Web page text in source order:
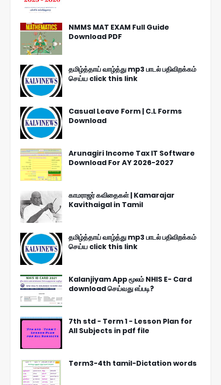
NMMS MAT EXAM Full Guide
Download PDF
தமிழ்த்தாய் வாழ்த்து mp3 பாடல் பதிவிறக்கம்
செய்ய click this link
Casual Leave Form | C.L Forms
Download
Arunagiri Income Tax IT Software
Download For AY 2026-2027
காமராஜர் கவிதைகள் | Kamarajar
Kavithaigal in Tamil
தமிழ்த்தாய் வாழ்த்து mp3 பாடல் பதிவிறக்கம்
செய்ய click this link
Kalanjiyam App மூலம் NHIS E- Card
download செய்வது எப்படி?
7th std - Term 1 - Lesson Plan for
All Subjects in pdf file
Term3-4th tamil-Dictation words